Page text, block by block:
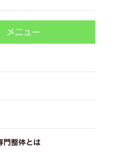
メニュー
門整体とは